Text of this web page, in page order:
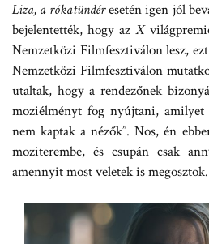
Liza, a rókatündéresetén igen jól
bejelentették, hogy azX
Nemzetközi Filmfesztiválon lesz,
Nemzetközi Filmfesztiválon
utaltak, hogy a rendezőnek
moziélményt fog nyújtani,
nem kaptak a nézők”. Nos, én
moziterembe, és csupán csak
amennyit most veletek is megosztok.